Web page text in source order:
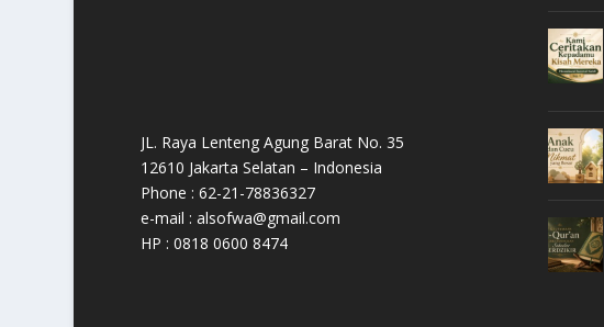
JL. Raya Lenteng Agung Barat No. 35
12610 Jakarta Selatan – Indonesia
Phone : 62-21-78836327
e-mail : alsofwa@gmail.com
HP : 0818 0600 8474